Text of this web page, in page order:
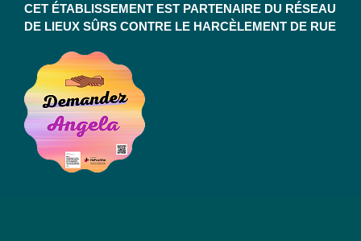
CET ÉTABLISSEMENT EST PARTENAIRE DU RÉSEAU
DE LIEUX SÛRS CONTRE LE HARCÈLEMENT DE RUE